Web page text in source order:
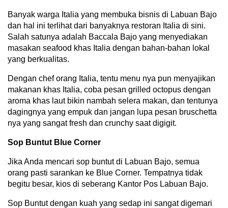
Banyak warga Italia yang membuka bisnis di Labuan Bajo
dan hal ini terlihat dari banyaknya restoran Italia di sini.
Salah satunya adalah Baccala Bajo yang menyediakan
masakan seafood khas Italia dengan bahan-bahan lokal
yang berkualitas.
Dengan chef orang Italia, tentu menu nya pun menyajikan
makanan khas Italia, coba pesan grilled octopus dengan
aroma khas laut bikin nambah selera makan, dan tentunya
dagingnya yang empuk dan jangan lupa pesan bruschetta
nya yang sangat fresh dan crunchy saat digigit.
Sop Buntut Blue Corner
Jika Anda mencari sop buntut di Labuan Bajo, semua
orang pasti sarankan ke Blue Corner. Tempatnya tidak
begitu besar, kios di seberang Kantor Pos Labuan Bajo.
Sop Buntut dengan kuah yang sedap ini sangat digemari